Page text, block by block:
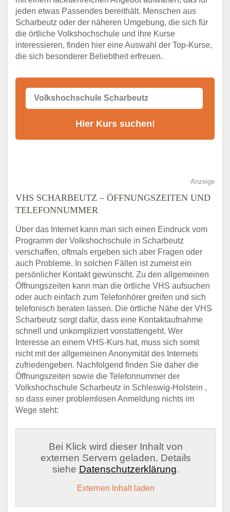
Stellenangebote der Volkshochschule
Scharbeutz
Online-Kurse – Alternative Angebote zum
VHS-Kurs
Alternativen zum VHS Programm 2026 in
jeden etwas Passendes bereithält. Menschen aus
Scharbeutz oder der näheren Umgebung, die sich für
die örtliche Volkshochschule und ihre Kurse
interessieren, finden hier eine Auswahl der Top-Kurse,
die sich besonderer Beliebtheit erfreuen.
Anzeige
VHS SCHARBEUTZ – ÖFFNUNGSZEITEN UND
TELEFONNUMMER
Über das Internet kann man sich einen Eindruck vom
Programm der Volkshochschule in Scharbeutz
verschaffen, oftmals ergeben sich aber Fragen oder
auch Probleme. In solchen Fällen ist zumeist ein
persönlicher Kontakt gewünscht. Zu den allgemeinen
Öffnungszeiten kann man die örtliche VHS aufsuchen
oder auch einfach zum Telefonhörer greifen und sich
telefonisch beraten lassen. Die örtliche Nähe der VHS
Scharbeutz sorgt dafür, dass eine Kontaktaufnahme
schnell und unkompliziert vonstattengeht. Wer
Interesse an einem VHS-Kurs hat, muss sich somit
nicht mit der allgemeinen Anonymität des Internets
zufriedengeben. Nachfolgend finden Sie daher die
Öffnungszeiten sowie die Telefonnummer der
Volkshochschule Scharbeutz in Schleswig-Holstein ,
so dass einer problemlosen Anmeldung nichts im
Wege steht:
Bei Klick wird dieser Inhalt von
externen Servern geladen. Details
siehe Datenschutzerklärung.
Externen Inhalt laden